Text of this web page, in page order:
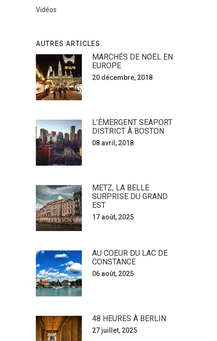
Vidéos
AUTRES ARTICLES
MARCHÉS DE NOËL EN
EUROPE
20 décembre, 2018
L’ÉMERGENT SEAPORT
DISTRICT À BOSTON
08 avril, 2018
METZ, LA BELLE
SURPRISE DU GRAND
EST
17 août, 2025
AU COEUR DU LAC DE
CONSTANCE
06 août, 2025
48 HEURES À BERLIN
27 juillet, 2025